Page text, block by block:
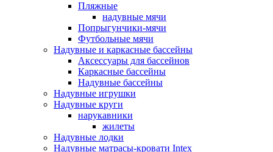
Пляжные
надувные мячи
Попрыгунчики-мячи
Футбольные мячи
Надувные и каркасные бассейны
Аксессуары для бассейнов
Каркасные бассейны
Надувные бассейны
Надувные игрушки
Надувные круги
нарукавники
жилеты
Надувные лодки
Надувные матрасы-кровати Intex